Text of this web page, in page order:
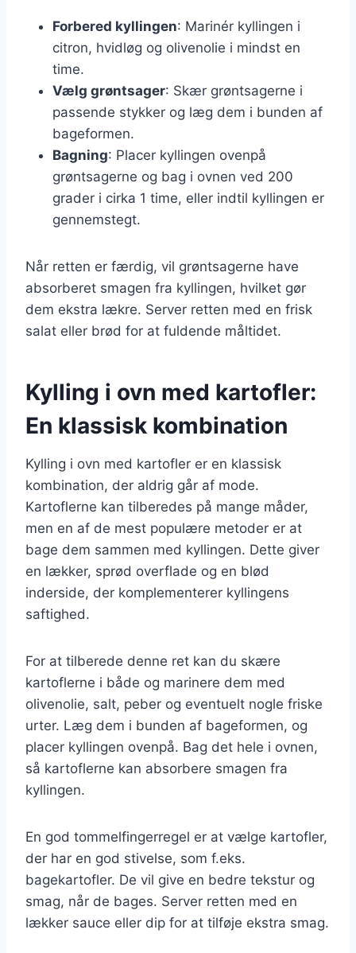
Forbered kyllingen: Marinér kyllingen i
citron, hvidløg og olivenolie i mindst en
time.
Vælg grøntsager: Skær grøntsagerne i
passende stykker og læg dem i bunden af
bageformen.
Bagning: Placer kyllingen ovenpå
grøntsagerne og bag i ovnen ved 200
grader i cirka 1 time, eller indtil kyllingen er
gennemstegt.
Når retten er færdig, vil grøntsagerne have
absorberet smagen fra kyllingen, hvilket gør
dem ekstra lækre. Server retten med en frisk
salat eller brød for at fuldende måltidet.
Kylling i ovn med kartofler:
En klassisk kombination
Kylling i ovn med kartofler er en klassisk
kombination, der aldrig går af mode.
Kartoflerne kan tilberedes på mange måder,
men en af de mest populære metoder er at
bage dem sammen med kyllingen. Dette giver
en lækker, sprød overflade og en blød
inderside, der komplementerer kyllingens
saftighed.
For at tilberede denne ret kan du skære
kartoflerne i både og marinere dem med
olivenolie, salt, peber og eventuelt nogle friske
urter. Læg dem i bunden af bageformen, og
placer kyllingen ovenpå. Bag det hele i ovnen,
så kartoflerne kan absorbere smagen fra
kyllingen.
En god tommelfingerregel er at vælge kartofler,
der har en god stivelse, som f.eks.
bagekartofler. De vil give en bedre tekstur og
smag, når de bages. Server retten med en
lækker sauce eller dip for at tilføje ekstra smag.